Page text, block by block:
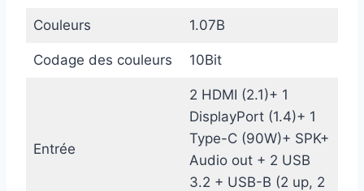
Couleurs 1.07B
Codage des couleurs 10Bit
Entrée
2 HDMI (2.1)+ 1
DisplayPort (1.4)+ 1
Type-C (90W)+ SPK+
Audio out + 2 USB
3.2 + USB-B (2 up, 2